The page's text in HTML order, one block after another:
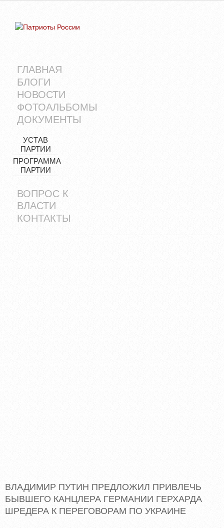
ГЛАВНАЯ
БЛОГИ
НОВОСТИ
ФОТОАЛЬБОМЫ
ДОКУМЕНТЫ
УСТАВ
ПАРТИИ
ПРОГРАММА
ПАРТИИ
ВОПРОС К
ВЛАСТИ
КОНТАКТЫ
ВЛАДИМИР ПУТИН ПРЕДЛОЖИЛ ПРИВЛЕЧЬ
БЫВШЕГО КАНЦЛЕРА ГЕРМАНИИ ГЕРХАРДА
ШРЕДЕРА К ПЕРЕГОВОРАМ ПО УКРАИНЕ